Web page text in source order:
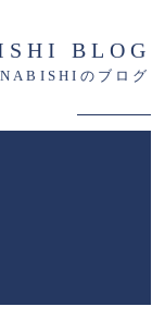
BLOG
のブログ